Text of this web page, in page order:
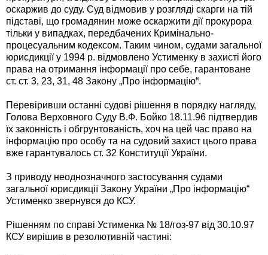
оскаржив до суду. Суд відмовив у розгляді скарги на тій
підставі, що громадянин може оскаржити дії прокурора
тільки у випадках, передбачених Кримінально-
процесуальним кодексом. Таким чином, судами загальної
юрисдикції у 1994 р. відмовлено Устименку в захисті його
права на отримання інформації про себе, гарантоване
ст. ст. 3, 23, 31, 48 Закону „Про інформацію“.
Перевіривши останні судові рішення в порядку нагляду,
Голова Верховного Суду В.Ф. Бойко 18.11.96 підтвердив
їх законність і обгрунтованість, хоч на цей час право на
інформацію про особу та на судовий захист цього права
вже гарантувалось ст. 32 Конституції України.
З приводу неоднозначного застосування судами
загальної юрисдикції Закону України „Про інформацію“
Устименко звернувся до КСУ.
Рішенням по справі Устименка № 18/гоз-97 від 30.10.97
КСУ вирішив в резолютивній частині: